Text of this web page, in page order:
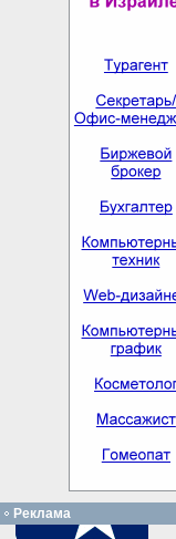
Реклама